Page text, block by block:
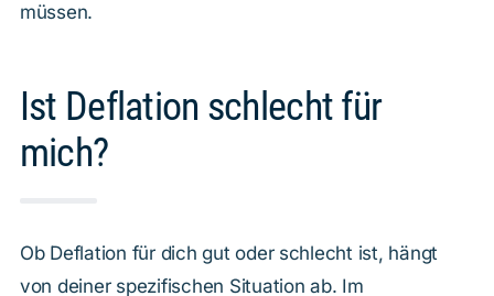
müssen.
Ist Deflation schlecht für
mich?
Ob Deflation für dich gut oder schlecht ist, hängt
von deiner spezifischen Situation ab. Im